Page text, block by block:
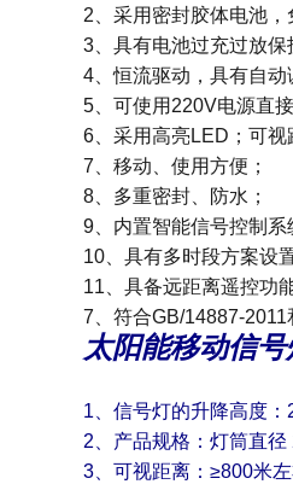
2、采用密封胶体电池，
3、具有电池过充过放保
4、恒流驱动，具有自
5、可使用220V电源直
6、采用高亮LED；可
7、移动、使用方便；
8、多重密封、防水；
9、内置智能信号控制
10、具有多时段方案设
11 、具备远距离遥控功
7、符合GB/14887-
太阳能移动信
1、信号灯的升降高度
2、产品规格：灯筒直
3、可视距离：≥800米